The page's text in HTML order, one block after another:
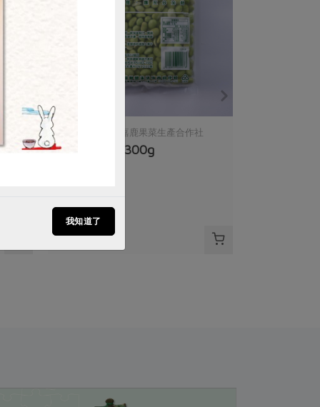
保證責任嘉義縣嘉鹿果菜生產合作社
冷凍毛豆仁-300g
全素
冷凍
$80
我知道了